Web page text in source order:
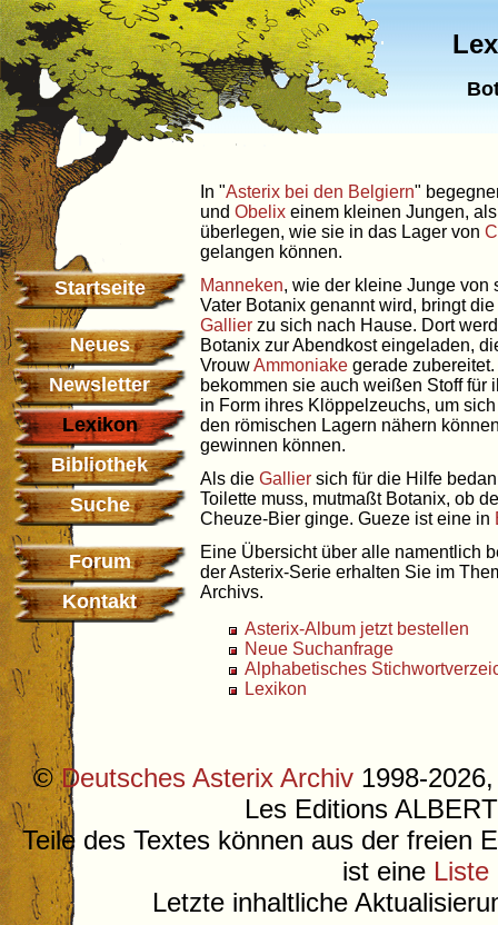
Startseite
Neues
Newsletter
Lexikon
Bibliothek
Suche
Forum
Kontakt
In "Asterix bei den Belgiern"
und Obelix einem kleinen Jungen,
überlegen, wie sie in das Lager von
gelangen können.
Manneken, wie der kleine Junge von
Vater Botanix genannt wird, bringt
Gallier zu sich nach Hause. Dort
Botanix zur Abendkost eingeladen,
VrouwAmmoniake gerade
bekommen sie auch weißen Stoff für
in Form ihres Klöppelzeuchs, um
den römischen Lagern nähern
gewinnen können.
Als die Gallier sich für die Hilfe
Toilette muss, mutmaßt Botanix, ob
Cheuze-Bier ginge. Gueze ist eine in
Eine Übersicht über alle namentlich
der Asterix-Serie erhalten Sie im
Archivs.
Asterix-Album jetzt bestellen
Neue Suchanfrage
Alphabetisches
Lexikon
©Deutsches Asterix Archiv 1998-
Les Editions
Teile des Textes können aus der freien
ist eine Liste
Letzte inhaltliche